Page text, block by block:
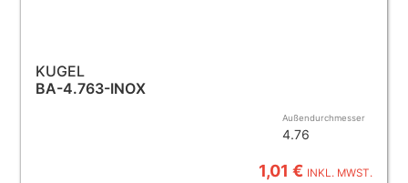
KUGEL
BA-4.763-INOX
Außendurchmesser
4.76
1,01 € INKL. MWST.